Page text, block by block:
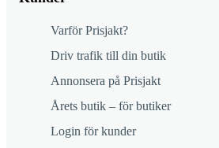
Varför Prisjakt?
Driv trafik till din butik
Annonsera på Prisjakt
Årets butik – för butiker
Login för kunder